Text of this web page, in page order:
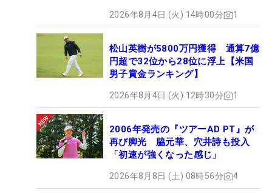
2026年8月4日 (火) 14時00分 1
松山英樹が5800万円獲得 通算7億
円超で32位から28位に浮上【米国
男子賞金ランキング】
2026年8月4日 (火) 12時30分 1
2006年発売の『ツアーAD PT』が
再び脚光 脇元華、穴井詩も投入
「初速が強くなった感じ」
2026年8月8日 (土) 08時56分 4